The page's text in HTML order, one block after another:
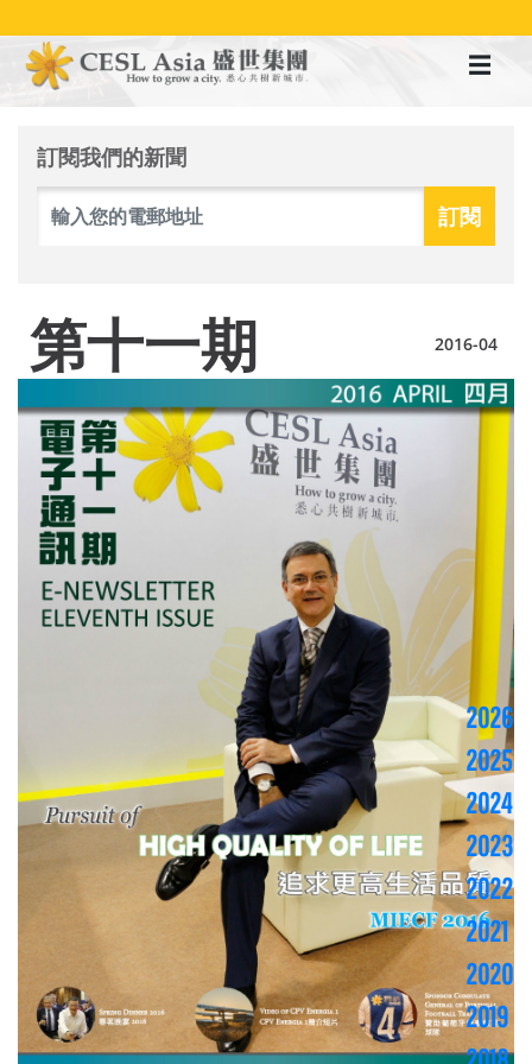
至
訂閱我們的新聞
第十一期 2016-04
2026
2025
2024
2023
2022
2021
2020
2019